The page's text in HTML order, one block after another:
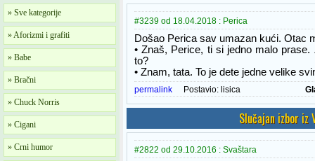
» Sve kategorije
» Aforizmi i grafiti
» Babe
» Bračni
» Chuck Norris
» Cigani
» Crni humor
#3239 od 18.04.2018 : Perica
Došao Perica sav umazan kući. Otac
• Znaš, Perice, ti si jedno malo
to?
• Znam, tata. To je dete jedne velike
permalink Postavio: lisica
Slučajan izbor iz
#2822 od 29.10.2016 : Svaštara